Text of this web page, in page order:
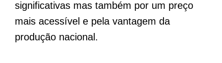
significativas mas também por um preço
mais acessível e pela vantagem da
produção nacional.